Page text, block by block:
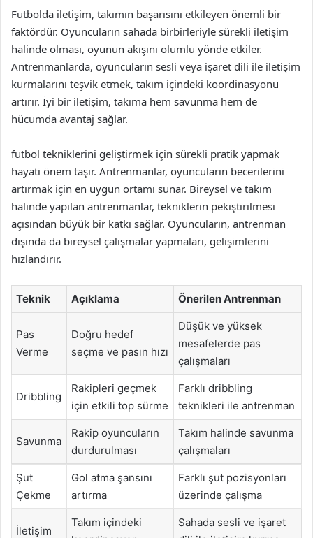
Futbolda iletişim, takımın başarısını etkileyen önemli bir
faktördür. Oyuncuların sahada birbirleriyle sürekli iletişim
halinde olması, oyunun akışını olumlu yönde etkiler.
Antrenmanlarda, oyuncuların sesli veya işaret dili ile iletişim
kurmalarını teşvik etmek, takım içindeki koordinasyonu
artırır. İyi bir iletişim, takıma hem savunma hem de
hücumda avantaj sağlar.
futbol tekniklerini geliştirmek için sürekli pratik yapmak
hayati önem taşır. Antrenmanlar, oyuncuların becerilerini
artırmak için en uygun ortamı sunar. Bireysel ve takım
halinde yapılan antrenmanlar, tekniklerin pekiştirilmesi
açısından büyük bir katkı sağlar. Oyuncuların, antrenman
dışında da bireysel çalışmalar yapmaları, gelişimlerini
hızlandırır.
Teknik Açıklama Önerilen Antrenman
Pas
Verme
Doğru hedef
seçme ve pasın hızı
Düşük ve yüksek
mesafelerde pas
çalışmaları
Dribbling
Rakipleri geçmek
için etkili top sürme
Farklı dribbling
teknikleri ile antrenman
Savunma
Rakip oyuncuların
durdurulması
Takım halinde savunma
çalışmaları
Şut
Çekme
Gol atma şansını
artırma
Farklı şut pozisyonları
üzerinde çalışma
İletişim
Takım içindeki
Sahada sesli ve işaret